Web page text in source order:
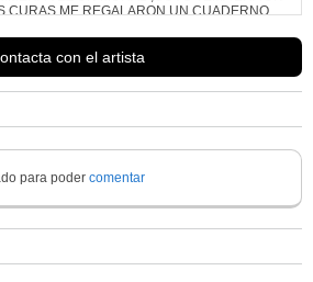
CURAS ME REGALARON UN CUADERNO
información deHECTOR LUIS RODRIGUEZ
con el artista
para poder comentar